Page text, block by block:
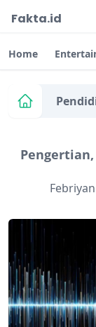
Fakta.id
Home